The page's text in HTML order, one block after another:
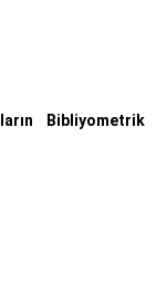
Bibliyometrik